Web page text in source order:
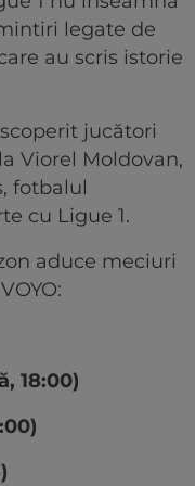
legate de
au scris istorie
jucători
Viorel Moldovan,
fotbalul
cu Ligue 1.
aduce meciuri
18:00)